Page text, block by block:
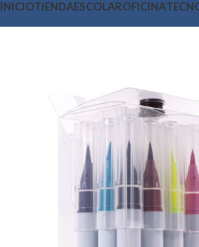
INICIOTIENDAESCOLAROFICINA